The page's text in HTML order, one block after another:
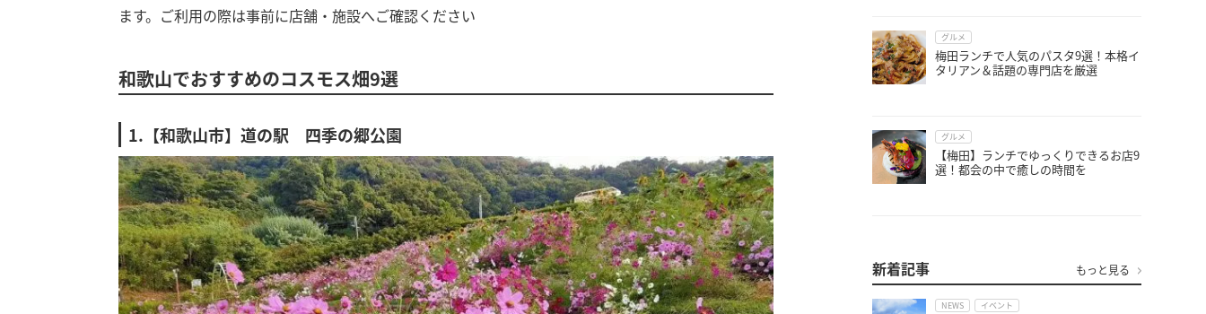
ます。ご利用の際は事前に店舗・施設へご確認ください
和歌山でおすすめのコスモス畑9選
1.【和歌山市】道の駅 四季の郷公園
グルメ
梅田ランチで人気のパスタ9選！本格イ
タリアン＆話題の専門店を厳選
グルメ
【梅田】ランチでゆっくりできるお店9
選！都会の中で癒しの時間を
新着記事 もっと見る
NEWS イベント